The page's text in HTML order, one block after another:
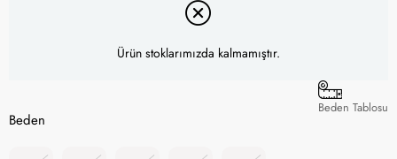
Ürün stoklarımızda kalmamıştır.
Beden Tablosu
Beden